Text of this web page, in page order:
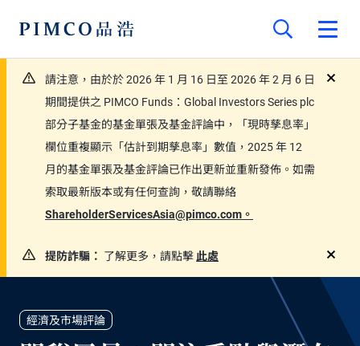
請注意，由於於 2026 年 1 月 16 日至 2026 年 2 月 6 日
期間提供之 PIMCO Funds：Global Investors Series plc
部分子基金的基金單張及基金評論中，「現時孳息率」
欄位重複顯示「估計到期孳息率」數值，2025 年 12
月的基金單張及基金評論已作出更新並重新發佈。如需
索取最新版本或有任何查詢，敬請聯絡
ShareholderServicesAsia@pimco.com。
提防詐騙： 了解更多，請點擊 此處
經濟及市場評論